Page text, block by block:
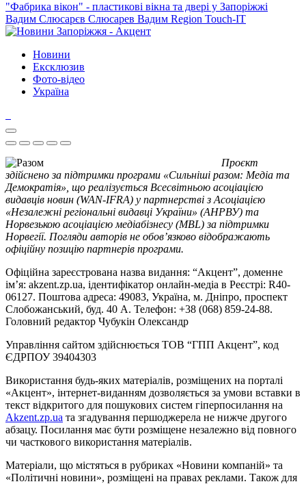
"Фабрика вікон" - пластикові вікна та двері у Запоріжжі
Вадим Слюсарєв Слюсарев Вадим Region Touch-IT
Новини
Ексклюзив
Фото-відео
Україна
Проєкт
здійснено за підтримки програми «Сильніші разом: Медіа та
Демократія», що реалізується Всесвітньою асоціацією
видавців новин (WAN-IFRA) у партнерстві з Асоціацією
«Незалежні регіональні видавці України» (АНРВУ) та
Норвезькою асоціацією медіабізнесу (MBL) за підтримки
Норвегії. Погляди авторів не обов’язково відображають
офіційну позицію партнерів програми.
Офіційна зареєстрована назва видання: “Акцент”, доменне
ім’я: akzent.zp.ua, ідентифікатор онлайн-медіа в Реєстрі: R40-
06127. Поштова адреса: 49083, Україна, м. Дніпро, проспект
Слобожанський, буд. 40 А. Телефон: +38 (068) 859-24-88.
Головний редактор Чубукін Олександр
Управління сайтом здійснюється ТОВ “ГПП Акцент”, код
ЄДРПОУ 39404303
Використання будь-яких матеріалів, розміщених на порталі
«Акцент», інтернет-виданням дозволяється за умови вставки в
текст відкритого для пошукових систем гіперпосилання на
Akzent.zp.ua та згадування першоджерела не нижче другого
абзацу. Посилання має бути розміщене незалежно від повного
чи часткового використання матеріалів.
Матеріали, що містяться в рубриках «Новини компаній» та
«Політичні новини», розміщені на правах реклами. Також для